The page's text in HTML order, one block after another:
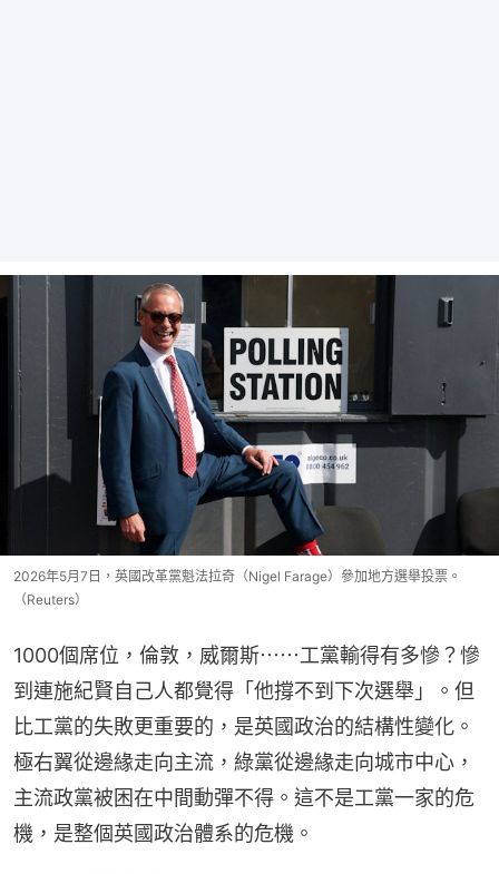
2026年5月7日，英國改革黨魁法拉奇（Nigel Farage）參加地方選舉投票。
（Reuters）
1000個席位，倫敦，威爾斯⋯⋯工黨輸得有多慘？慘
到連施紀賢自己人都覺得「他撐不到下次選舉」。但
比工黨的失敗更重要的，是英國政治的結構性變化。
極右翼從邊緣走向主流，綠黨從邊緣走向城市中心，
主流政黨被困在中間動彈不得。這不是工黨一家的危
機，是整個英國政治體系的危機。